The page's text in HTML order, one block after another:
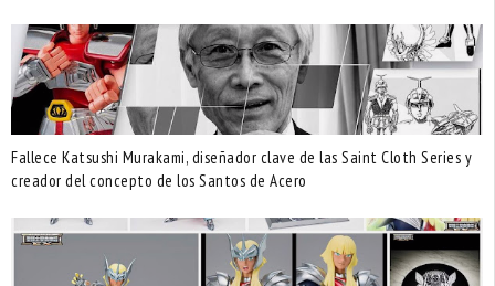
Fallece Katsushi Murakami, diseñador clave de las Saint Cloth Series y
creador del concepto de los Santos de Acero